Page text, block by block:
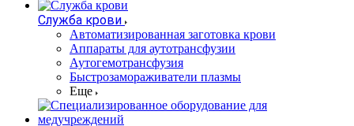
Служба крови
Автоматизированная заготовка крови
Аппараты для аутотрансфузии
Аутогемотрансфузия
Быстрозамораживатели плазмы
Еще